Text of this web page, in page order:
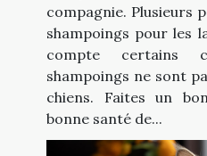
compagnie. Plusieurs
shampoings pour les
compte certains
shampoings ne sont
chiens. Faites un
bonne santé de...